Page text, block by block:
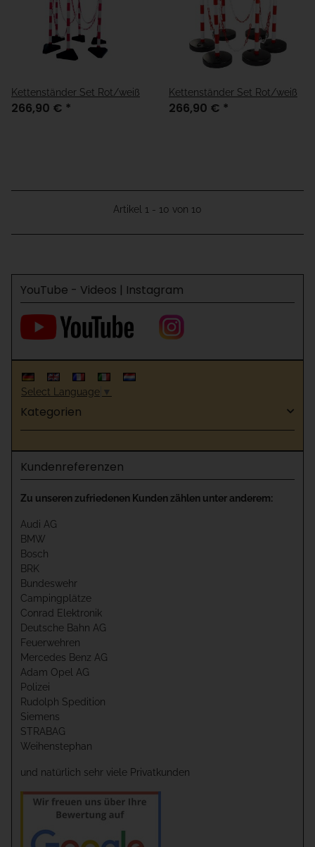
Kettenständer Set Rot/weiß
266,90 € *
Kettenständer Set Rot/weiß
266,90 € *
Artikel 1 - 10 von 10
YouTube - Videos | Instagram
Select Language ▼
Kategorien
Kundenreferenzen
Zu unseren zufriedenen Kunden zählen unter anderem:
Audi AG
BMW
Bosch
BRK
Bundeswehr
Campingplätze
Conrad Elektronik
Deutsche Bahn AG
Feuerwehren
Mercedes Benz AG
Adam Opel AG
Polizei
Rudolph Spedition
Siemens
STRABAG
Weihenstephan
und natürlich sehr viele Privatkunden